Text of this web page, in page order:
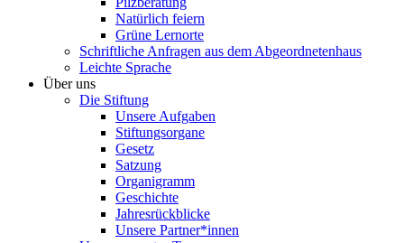
Natürlich feiern
Grüne Lernorte
Schriftliche Anfragen aus dem Abgeordnetenhaus
Leichte Sprache
Über uns
Die Stiftung
Unsere Aufgaben
Stiftungsorgane
Gesetz
Satzung
Organigramm
Geschichte
Jahresrückblicke
Unsere Partner*innen